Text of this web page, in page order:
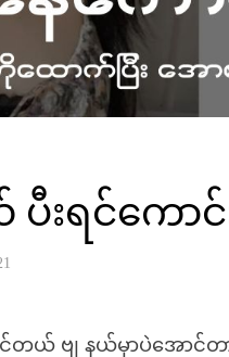
ပီးရင်ကော
ယ် ဗျ နယ်မှာပဲအောင်တ